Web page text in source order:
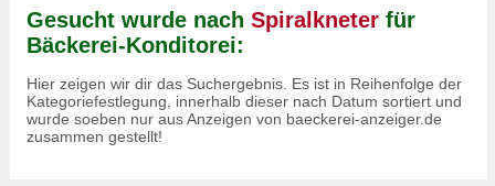
Gesucht wurde nach Spiralkneter für
Bäckerei-Konditorei:
Hier zeigen wir dir das Suchergebnis. Es ist in Reihenfolge der
Kategoriefestlegung, innerhalb dieser nach Datum sortiert und
wurde soeben nur aus Anzeigen von baeckerei-anzeiger.de
zusammen gestellt!